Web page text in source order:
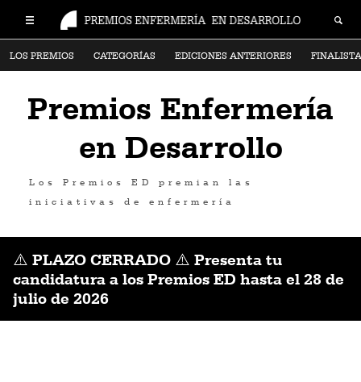
LOS PREMIOS CATEGORÍAS EDICIONES ANTERIORES
Premios Enfermería
en Desarrollo
Los Premios ED premian las
iniciativas de enfermería
⚠️ PLAZO CERRADO ⚠️ Presenta tu
candidatura a los Premios ED hasta el 28 de
julio de 2026